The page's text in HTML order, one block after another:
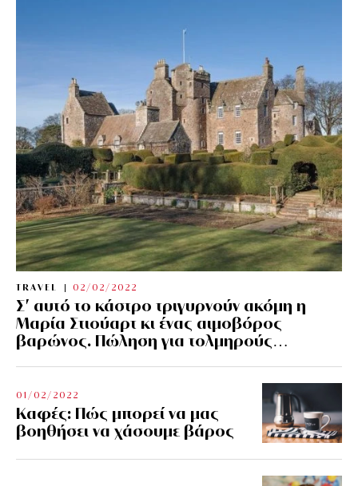
TRAVEL 02/02/2022
Σ’ αυτό το κάστρο τριγυρνούν ακόμη η
Μαρία Στιούαρτ κι ένας αιμοβόρος
βαρώνος. Πώληση για τολμηρούς…
01/02/2022
Kαφές: Πώς μπορεί να μας
βοηθήσει να χάσουμε βάρος